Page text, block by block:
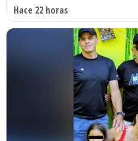
Hace 22 horas